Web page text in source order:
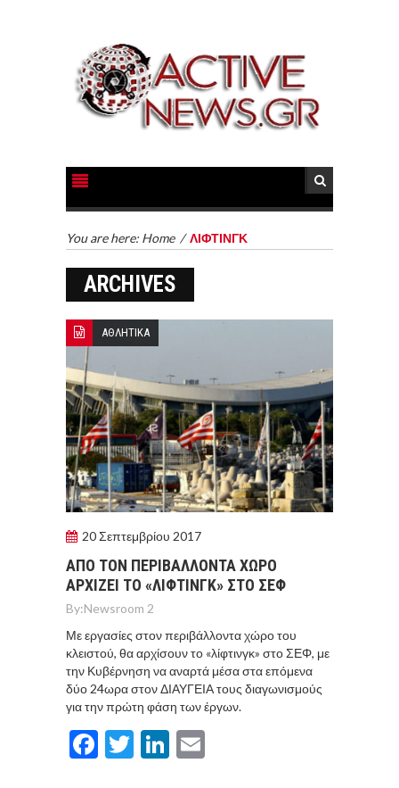
You are here: Home /ΛΙΦΤΙΝΓΚ
ARCHIVES
ΑΘΛΗΤΙΚΑ
20 Σεπτεμβρίου 2017
ΑΠΟ ΤΟΝ ΠΕΡΙΒΑΛΛΟΝΤΑ ΧΩΡΟ
ΑΡΧΙΖΕΙ ΤΟ «ΛΙΦΤΙΝΓΚ» ΣΤΟ ΣΕΦ
By:Newsroom 2
Με εργασίες στον περιβάλλοντα χώρο του
κλειστού, θα αρχίσουν το «λίφτινγκ» στο ΣΕΦ, με
την Κυβέρνηση να αναρτά μέσα στα επόμενα
δύο 24ωρα στον ΔΙΑΥΓΕΙΑ τους διαγωνισμούς
για την πρώτη φάση των έργων.
Facebook
TwitterLinkedIn